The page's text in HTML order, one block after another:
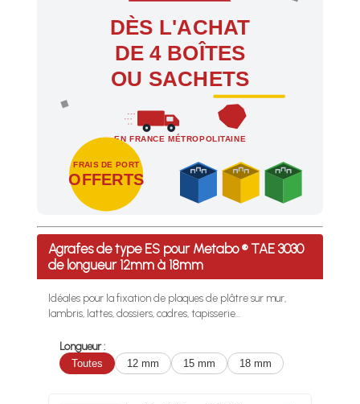
DÈS L'ACHAT
DE 4 BOÎTES
OU SACHETS
EN FRANCE MÉTROPOLITAINE
FRAIS DE PORT
OFFERTS
Profitez des Frais de port offerts en France
Agrafes de type ES pour Metabo ® TAE 3030
de longueur 12mm à 18mm
Idéales pour la fixation de plaques de plâtre sur mur,
lambris, lattes, dossiers, cadres, tapisserie...
Longueur :
Toutes
12 mm 15 mm 18 mm